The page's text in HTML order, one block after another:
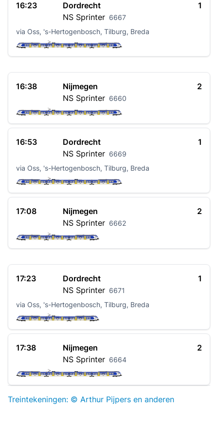
16:23
Dordrecht
NS Sprinter 6667
1
via Oss, 's-Hertogenbosch, Tilburg, Breda
16:38
Nijmegen
NS Sprinter 6660
2
16:53
Dordrecht
NS Sprinter 6669
1
via Oss, 's-Hertogenbosch, Tilburg, Breda
17:08
Nijmegen
NS Sprinter 6662
2
17:23
Dordrecht
NS Sprinter 6671
1
via Oss, 's-Hertogenbosch, Tilburg, Breda
17:38
Nijmegen
NS Sprinter 6664
2
Treintekeningen: © Arthur Pijpers en anderen